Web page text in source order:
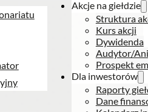
Akcje na giełdzie
Struktura
Kurs akcji
Dywidenda
Audytor/
Prospekt
Dla inwestorów
Raporty
Dane